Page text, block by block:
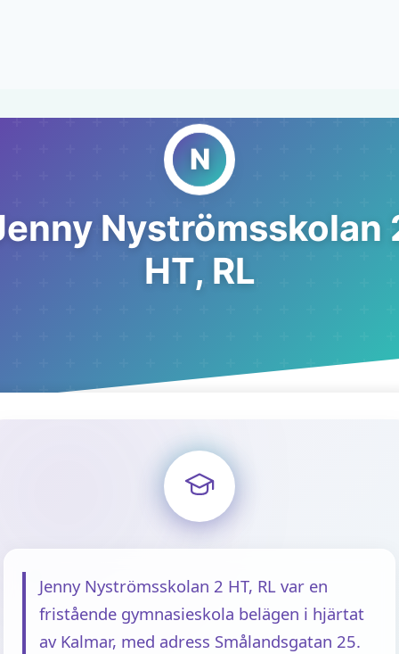
Nyströmsskolan
HT, RL
Jenny Nyströmsskolan 2 HT, RL var en
fristående gymnasieskola belägen i hjärtat
av Kalmar, med adress Smålandsgatan 25.